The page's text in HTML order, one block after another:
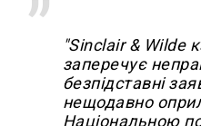
"Sinclair & Wilde
заперечує
безпідставні
нещодавно
Національною